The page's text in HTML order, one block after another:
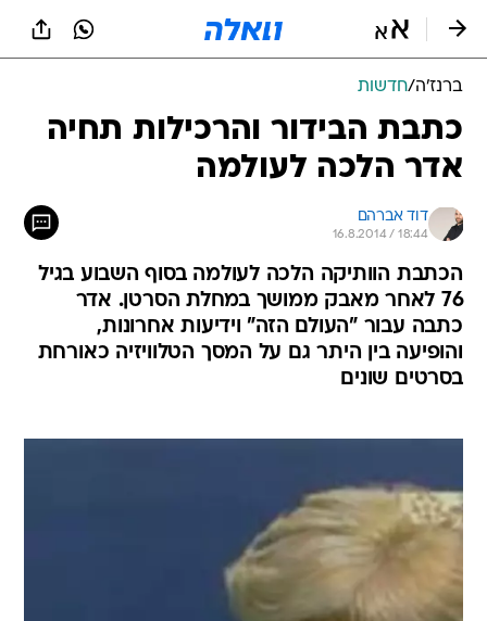
ברנז'ה/חדשות
כתבת הבידור והרכילות תחיה
אדר הלכה לעולמה
דוד אברהם
16.8.2014 / 18:44
הכתבת הוותיקה הלכה לעולמה בסוף השבוע בגיל
76 לאחר מאבק ממושך במחלת הסרטן. אדר
כתבה עבור "העולם הזה" וידיעות אחרונות,
והופיעה בין היתר גם על המסך הטלוויזיה כאורחת
בסרטים שונים